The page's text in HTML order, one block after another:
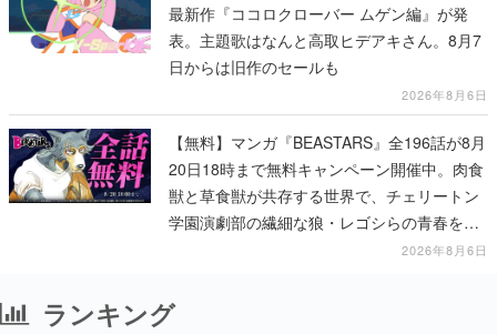
最新作『ココロクローバー ムゲン編』が発
表。主題歌はなんと高取ヒデアキさん。8月7
日からは旧作のセールも
2026年8月6日
【無料】マンガ『BEASTARS』全196話が8月
20日18時まで無料キャンペーン開催中。肉食
獣と草食獣が共存する世界で、チェリートン
学園演劇部の繊細な狼・レゴシらの青春を描
2026年8月6日
ランキング